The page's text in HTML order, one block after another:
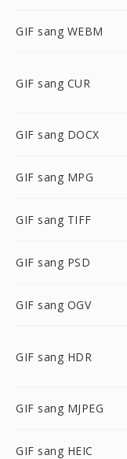
GIF sang WEBM
GIF sang CUR
GIF sang DOCX
GIF sang MPG
GIF sang TIFF
GIF sang PSD
GIF sang OGV
GIF sang HDR
GIF sang MJPEG
GIF sang HEIC